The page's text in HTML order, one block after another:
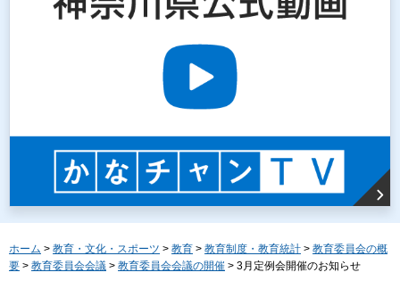
ホーム > 教育・文化・スポーツ > 教育 > 教育制度・教育統計 > 教育委員会の概
要 > 教育委員会会議 > 教育委員会会議の開催 > 3月定例会開催のお知らせ